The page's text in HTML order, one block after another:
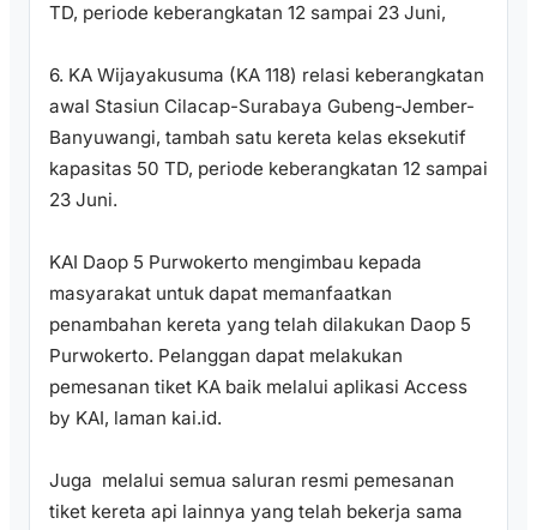
TD, periode keberangkatan 12 sampai 23 Juni,
6. KA Wijayakusuma (KA 118) relasi keberangkatan
awal Stasiun Cilacap-Surabaya Gubeng-Jember-
Banyuwangi, tambah satu kereta kelas eksekutif
kapasitas 50 TD, periode keberangkatan 12 sampai
23 Juni.
KAI Daop 5 Purwokerto mengimbau kepada
masyarakat untuk dapat memanfaatkan
penambahan kereta yang telah dilakukan Daop 5
Purwokerto. Pelanggan dapat melakukan
pemesanan tiket KA baik melalui aplikasi Access
by KAI, laman kai.id.
Juga melalui semua saluran resmi pemesanan
tiket kereta api lainnya yang telah bekerja sama